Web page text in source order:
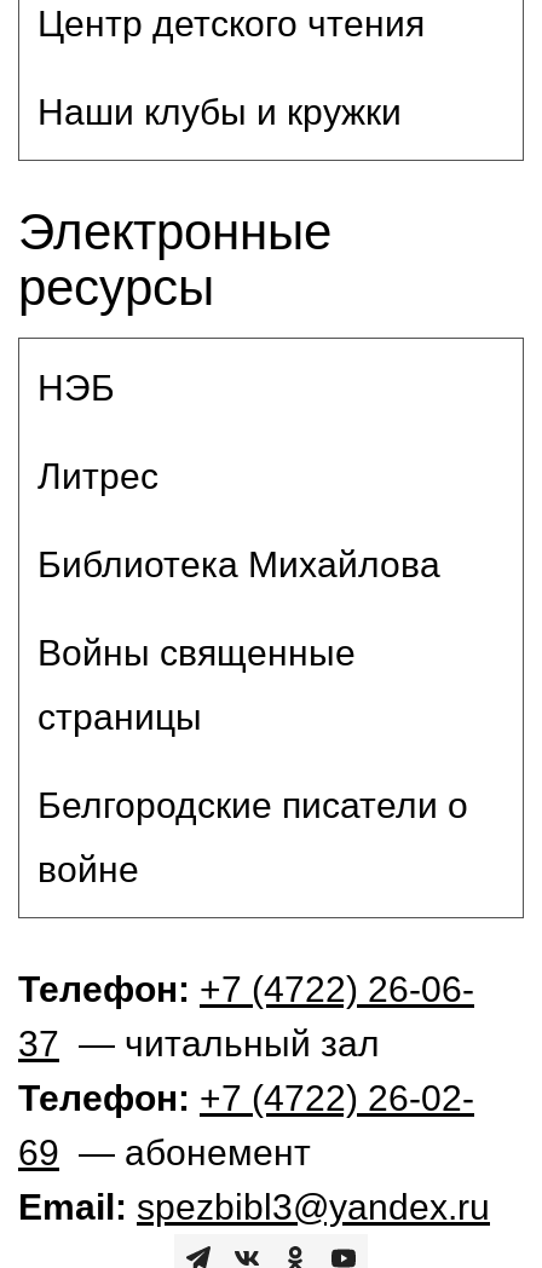
Центр детского чтения
Наши клубы и кружки
Электронные
ресурсы
НЭБ
Литрес
Библиотека Михайлова
Войны священные
страницы
Белгородские писатели о
войне
Телефон: +7 (4722) 26-06-
37 — читальный зал
Телефон: +7 (4722) 26-02-
69 — абонемент
Email: spezbibl3@yandex.ru